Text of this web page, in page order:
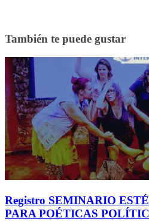
También te puede gustar
Registro SEMINARIO
PARA POÉTICAS